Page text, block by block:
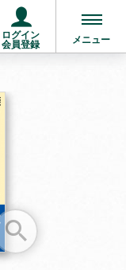
ログイン
会員登録
メニュー